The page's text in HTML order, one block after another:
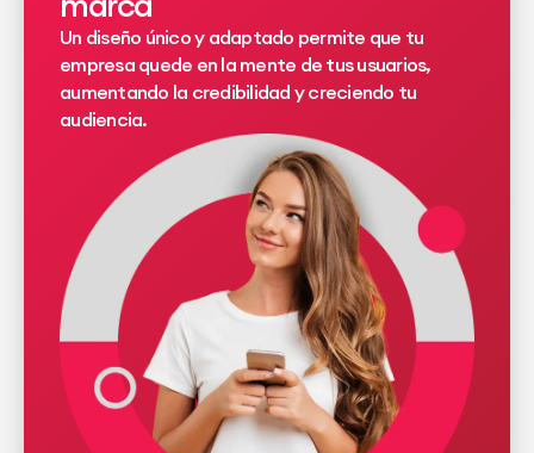
Un diseño único y adaptado permite que tu
empresa quede en la mente de tus usuarios,
aumentando la credibilidad y creciendo tu
audiencia.